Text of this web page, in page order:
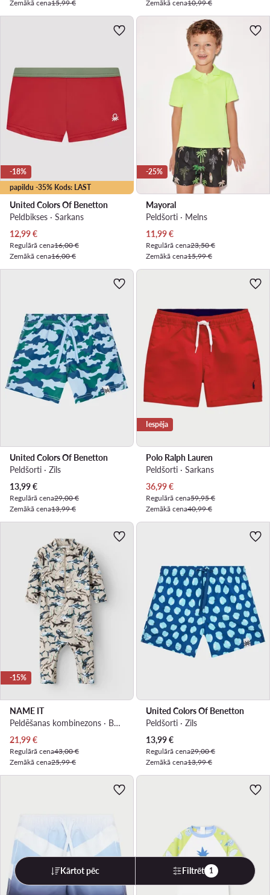
Zemākā cena15,99 €
Zemākā cena10,99 €
papildu -35% Kods: LAST
-18%
United Colors Of Benetton
Peldbikses · Sarkans
Pašreizējā cena
12,99€
Regulārā cena16,00 €
Zemākā cena16,00 €
-25%
Mayoral
Peldšorti · Melns
Pašreizējā cena
11,99€
Regulārā cena23,50 €
Zemākā cena15,99 €
United Colors Of Benetton
Peldšorti · Zils
Pašreizējā cena
13,99€
Regulārā cena29,00 €
Zemākā cena13,99 €
Iespēja
Polo Ralph Lauren
Peldšorti · Sarkans
Pašreizējā cena
36,99€
Regulārā cena59,95 €
Zemākā cena40,99 €
-15%
NAME IT
Peldēšanas kombinezons · Bēšs
Pašreizējā cena
21,99€
Regulārā cena43,00 €
Zemākā cena25,99 €
United Colors Of Benetton
Peldšorti · Zils
Pašreizējā cena
13,99€
Regulārā cena29,00 €
Zemākā cena13,99 €
Kārtot pēc Filtrēt 1